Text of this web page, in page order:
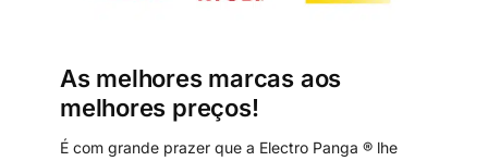
As melhores marcas aos
melhores preços!
É com grande prazer que a Electro Panga ® lhe